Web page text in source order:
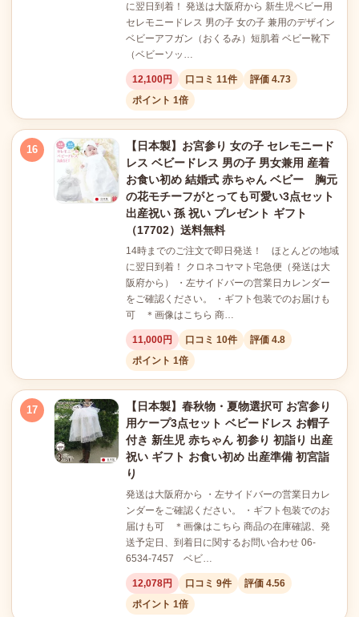
に翌日到着！ 発送は大阪府から 新生児ベビー用
セレモニードレス 男の子 女の子 兼用のデザイン
ベビーアフガン（おくるみ）短肌着 ベビー靴下
（ベビーソッ…
12,100円 口コミ 11件
評価 4.73
ポイント 1倍
16
【日本製】お宮参り 女の子 セレモニード
レス ベビードレス 男の子 男女兼用 産着
お食い初め 結婚式 赤ちゃん ベビー 胸元
の花モチーフがとっても可愛い3点セット
出産祝い 孫 祝い プレゼント ギフト
（17702）送料無料
14時までのご注文で即日発送！ ほとんどの地域
に翌日到着！ クロネコヤマト宅急便（発送は大
阪府から） ・左サイドバーの営業日カレンダー
をご確認ください。 ・ギフト包装でのお届けも
可 ＊画像はこちら 商…
11,000円 口コミ 10件
評価 4.8
ポイント 1倍
17
【日本製】春秋物・夏物選択可 お宮参り
用ケープ3点セット ベビードレス お帽子
付き 新生児 赤ちゃん 初参り 初詣り 出産
祝い ギフト お食い初め 出産準備 初宮詣
り
発送は大阪府から ・左サイドバーの営業日カレ
ンダーをご確認ください。 ・ギフト包装でのお
届けも可 ＊画像はこちら 商品の在庫確認、発
送予定日、到着日に関するお問い合わせ 06-
6534-7457 ベビ…
12,078円 口コミ 9件
評価 4.56
ポイント 1倍